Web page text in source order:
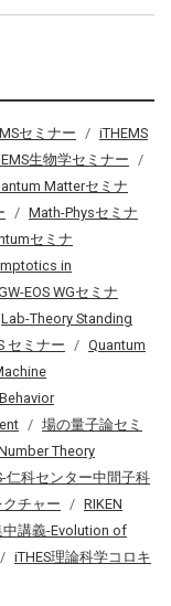
セミナー
iTHEMS
生物学セミナー
Matterセミナ
Math-Physセミナ
セミナ
in
EOS WGセミナ
Lab-Theory Standing
セミナー
Quantum
場の量子論セミ
Theory
仁科センター中間子科
チャー
RIKEN
中講義-Evolution of
iTHES理論科学コロキ